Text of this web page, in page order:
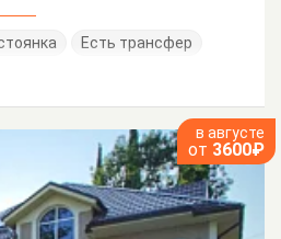
Есть трансфер
в августе
от 3600₽